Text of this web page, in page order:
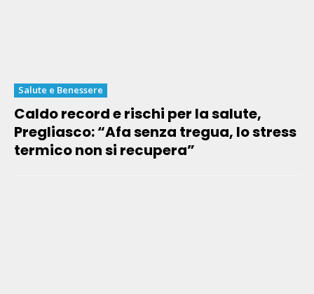
Salute e Benessere
Caldo record e rischi per la salute,
Pregliasco: “Afa senza tregua, lo stress
termico non si recupera”